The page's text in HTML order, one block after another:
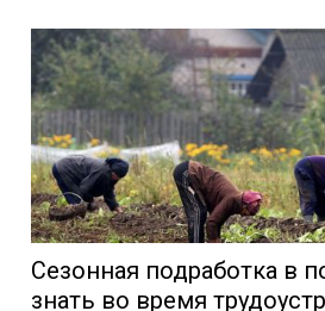
Сезонная подработка в
знать во время